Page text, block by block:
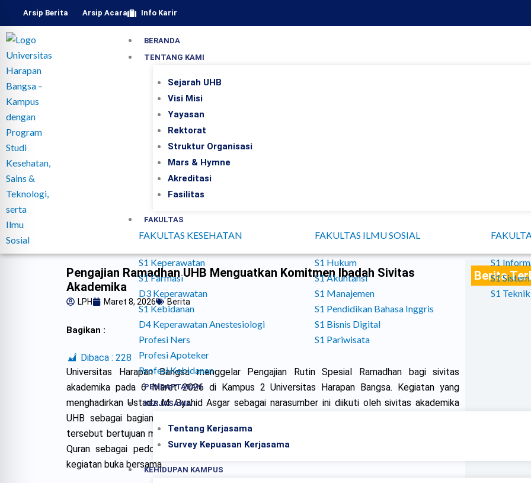
konten
Arsip Berita Arsip Acara Info Karir
BERANDA
TENTANG KAMI
Sejarah UHB
Visi Misi
Yayasan
Rektorat
Struktur Organisasi
Mars & Hymne
Akreditasi
Fasilitas
FAKULTAS
FAKULTAS KESEHATAN
S1 Keperawatan
S1 Farmasi
D3 Keperawatan
S1 Kebidanan
D4 Keperawatan Anestesiologi
Profesi Ners
Profesi Apoteker
Profesi Kebidanan
FAKULTAS ILMU SOSIAL
S1 Hukum
S1 Akuntansi
S1 Manajemen
S1 Pendidikan Bahasa Inggris
S1 Bisnis Digital
S1 Pariwisata
S1
S1
S1
PENDAFTARAN
KERJASAMA
Tentang Kerjasama
Survey Kepuasan Kerjasama
KEHIDUPAN KAMPUS
Pengajian Ramadhan UHB Menguatkan Komitmen Ibadah Sivitas
Akademika
LPH Maret 8, 2026 Berita
Bagikan :
Dibaca : 228
Universitas Harapan Bangsa menggelar Pengajian Rutin Spesial Ramadhan bagi sivitas
akademika pada 6 Maret 2026 di Kampus 2 Universitas Harapan Bangsa. Kegiatan yang
menghadirkan Ustadz M. Syahid Asgar sebagai narasumber ini diikuti oleh sivitas akademika
UHB sebagai bagian dari penguatan nilai spiritual selama bulan suci Ramadhan. Pengajian
tersebut bertujuan mengingatkan pentingnya menjaga konsistensi ibadah serta menjadikan Al
Quran sebagai pedoman kehidupan, termasuk di tengah berbagai aktivitas sosial seperti
kegiatan buka bersama.
Berita